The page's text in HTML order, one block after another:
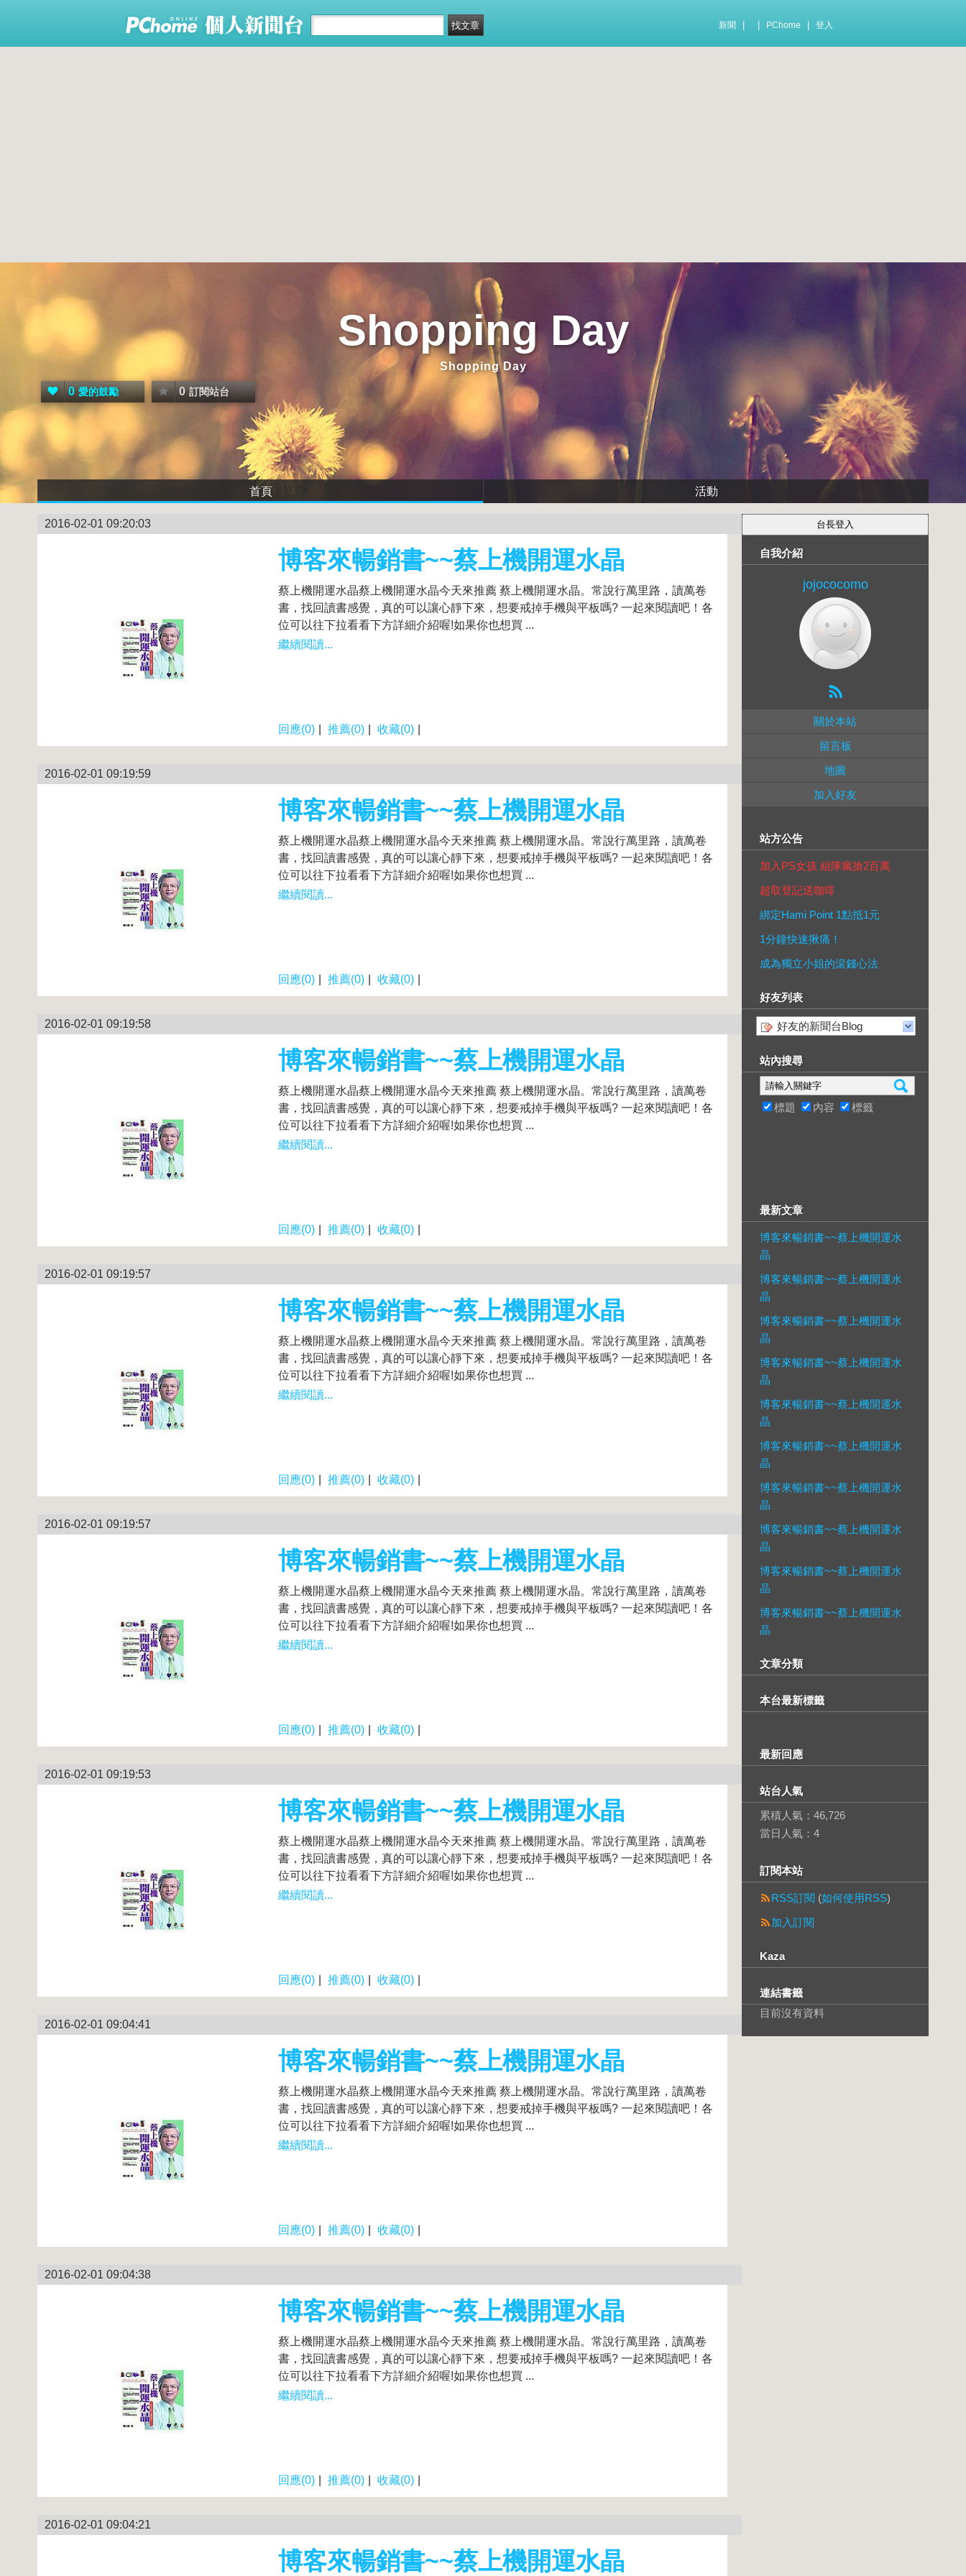
新聞 PChome 登入
Shopping Day
Shopping Day
0 愛的鼓勵 0 訂閱站台
首頁 活動
2016-02-01 09:20:03
博客來暢銷書~~蔡上機開運水晶
蔡上機開運水晶蔡上機開運水晶今天來推薦 蔡上機開運水晶。常說行萬里路，讀萬卷
書，找回讀書感覺，真的可以讓心靜下來，想要戒掉手機與平板嗎? 一起來閱讀吧！各
位可以往下拉看看下方詳細介紹喔!如果你也想買 ...
繼續閱讀...
回應(0) 推薦(0) 收藏(0)
2016-02-01 09:19:59
博客來暢銷書~~蔡上機開運水晶
蔡上機開運水晶蔡上機開運水晶今天來推薦 蔡上機開運水晶。常說行萬里路，讀萬卷
書，找回讀書感覺，真的可以讓心靜下來，想要戒掉手機與平板嗎? 一起來閱讀吧！各
位可以往下拉看看下方詳細介紹喔!如果你也想買 ...
繼續閱讀...
回應(0) 推薦(0) 收藏(0)
2016-02-01 09:19:58
博客來暢銷書~~蔡上機開運水晶
蔡上機開運水晶蔡上機開運水晶今天來推薦 蔡上機開運水晶。常說行萬里路，讀萬卷
書，找回讀書感覺，真的可以讓心靜下來，想要戒掉手機與平板嗎? 一起來閱讀吧！各
位可以往下拉看看下方詳細介紹喔!如果你也想買 ...
繼續閱讀...
回應(0) 推薦(0) 收藏(0)
2016-02-01 09:19:57
博客來暢銷書~~蔡上機開運水晶
蔡上機開運水晶蔡上機開運水晶今天來推薦 蔡上機開運水晶。常說行萬里路，讀萬卷
書，找回讀書感覺，真的可以讓心靜下來，想要戒掉手機與平板嗎? 一起來閱讀吧！各
位可以往下拉看看下方詳細介紹喔!如果你也想買 ...
繼續閱讀...
回應(0) 推薦(0) 收藏(0)
2016-02-01 09:19:57
博客來暢銷書~~蔡上機開運水晶
蔡上機開運水晶蔡上機開運水晶今天來推薦 蔡上機開運水晶。常說行萬里路，讀萬卷
書，找回讀書感覺，真的可以讓心靜下來，想要戒掉手機與平板嗎? 一起來閱讀吧！各
位可以往下拉看看下方詳細介紹喔!如果你也想買 ...
繼續閱讀...
回應(0) 推薦(0) 收藏(0)
2016-02-01 09:19:53
博客來暢銷書~~蔡上機開運水晶
蔡上機開運水晶蔡上機開運水晶今天來推薦 蔡上機開運水晶。常說行萬里路，讀萬卷
書，找回讀書感覺，真的可以讓心靜下來，想要戒掉手機與平板嗎? 一起來閱讀吧！各
位可以往下拉看看下方詳細介紹喔!如果你也想買 ...
繼續閱讀...
回應(0) 推薦(0) 收藏(0)
2016-02-01 09:04:41
博客來暢銷書~~蔡上機開運水晶
蔡上機開運水晶蔡上機開運水晶今天來推薦 蔡上機開運水晶。常說行萬里路，讀萬卷
書，找回讀書感覺，真的可以讓心靜下來，想要戒掉手機與平板嗎? 一起來閱讀吧！各
位可以往下拉看看下方詳細介紹喔!如果你也想買 ...
繼續閱讀...
回應(0) 推薦(0) 收藏(0)
2016-02-01 09:04:38
博客來暢銷書~~蔡上機開運水晶
蔡上機開運水晶蔡上機開運水晶今天來推薦 蔡上機開運水晶。常說行萬里路，讀萬卷
書，找回讀書感覺，真的可以讓心靜下來，想要戒掉手機與平板嗎? 一起來閱讀吧！各
位可以往下拉看看下方詳細介紹喔!如果你也想買 ...
繼續閱讀...
回應(0) 推薦(0) 收藏(0)
2016-02-01 09:04:21
博客來暢銷書~~蔡上機開運水晶
自我介紹
jojococomo
關於本站
留言板
地圖
加入好友
站方公告
加入PS女孩 組隊瘋搶2百萬
超取登記送咖啡
綁定Hami Point 1點抵1元
1分鐘快速揪痛！
成為獨立小姐的滾錢心法
好友列表
好友的新聞台Blog
站內搜尋
標題 內容 標籤
最新文章
博客來暢銷書~~蔡上機開運水
晶
博客來暢銷書~~蔡上機開運水
晶
博客來暢銷書~~蔡上機開運水
晶
博客來暢銷書~~蔡上機開運水
晶
博客來暢銷書~~蔡上機開運水
晶
博客來暢銷書~~蔡上機開運水
晶
博客來暢銷書~~蔡上機開運水
晶
博客來暢銷書~~蔡上機開運水
晶
博客來暢銷書~~蔡上機開運水
晶
博客來暢銷書~~蔡上機開運水
晶
文章分類
本台最新標籤
最新回應
站台人氣
累積人氣： 46,726
當日人氣： 4
訂閱本站
RSS訂閱 (如何使用RSS)
加入訂閱
Kaza
連結書籤
目前沒有資料